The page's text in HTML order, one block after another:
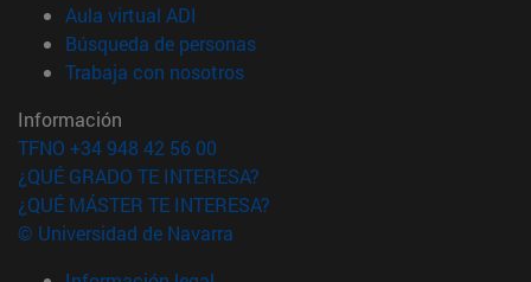
Aula virtual ADI
Búsqueda de personas(abre en nueva ventana)
Trabaja con nosotros(abre en nueva ventana)
Información
TFNO +34 948 42 56 00
¿QUÉ GRADO TE INTERESA?
¿QUÉ MÁSTER TE INTERESA?
© Universidad de Navarra